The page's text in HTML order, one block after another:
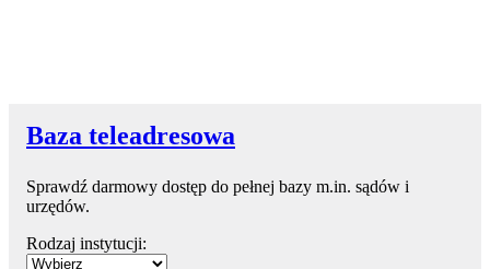
Baza teleadresowa
Sprawdź darmowy dostęp do pełnej bazy m.in. sądów i
urzędów.
Rodzaj instytucji: